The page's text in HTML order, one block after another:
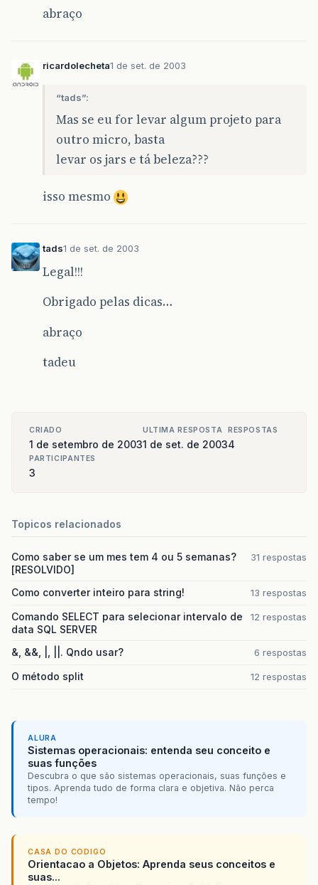
abraço
ricardolecheta1 de set. de 2003
“tads”:
Mas se eu for levar algum projeto para
outro micro, basta
levar os jars e tá beleza???
isso mesmo
tads1 de set. de 2003
Legal!!!
Obrigado pelas dicas…
abraço
tadeu
CRIADO
1 de setembro de 2003
ULTIMA RESPOSTA
1 de set. de 2003
RESPOSTAS
4
PARTICIPANTES
3
Topicos relacionados
Como saber se um mes tem 4 ou 5 semanas?
[RESOLVIDO]
31 respostas
Como converter inteiro para string! 13 respostas
Comando SELECT para selecionar intervalo de
data SQL SERVER
12 respostas
&, &&, |, ||. Qndo usar? 6 respostas
O método split 12 respostas
ALURA
Sistemas operacionais: entenda seu conceito e
suas funções
Descubra o que são sistemas operacionais, suas funções e
tipos. Aprenda tudo de forma clara e objetiva. Não perca
tempo!
CASA DO CODIGO
Orientacao a Objetos: Aprenda seus conceitos e
suas...